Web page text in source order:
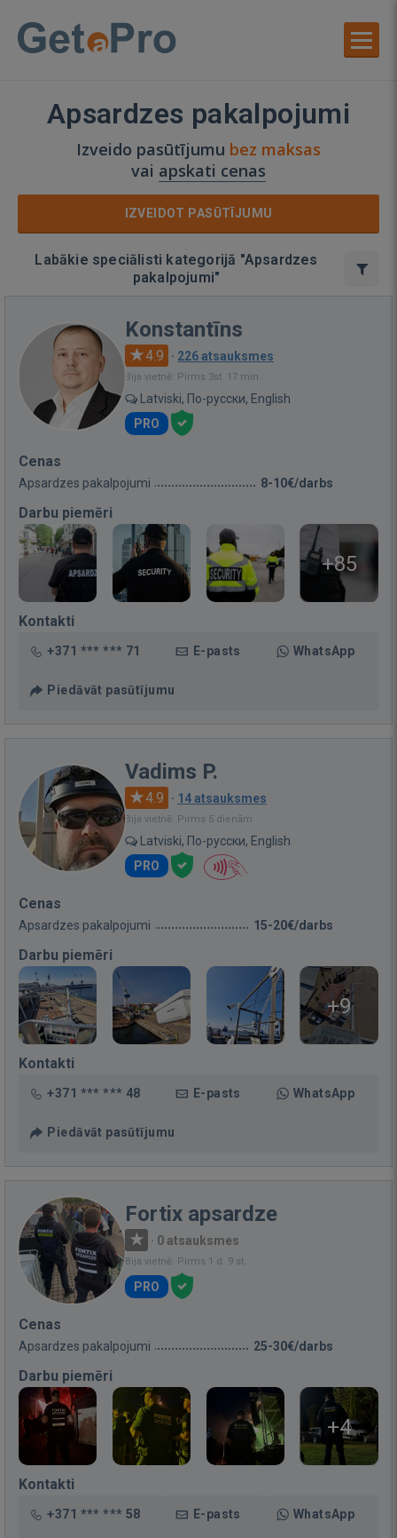
Apsardzes pakalpojumi
Izveido pasūtījumu bez maksas
vai apskati cenas
IZVEIDOT PASŪTĪJUMU
Labākie speciālisti kategorijā "Apsardzes
pakalpojumi"
Konstantīns
4.9 · 226 atsauksmes
Bija vietnē: Pirms 3st. 17 min.
Latviski, По-русски, English
PRO
Cenas
Apsardzes pakalpojumi 8-10€/darbs
Darbu piemēri
+85
Kontakti
+371 *** *** 71 E-pasts WhatsApp
Piedāvāt pasūtījumu
Vadims P.
4.9 · 14 atsauksmes
Bija vietnē: Pirms 5 dienām
Latviski, По-русски, English
PRO
Cenas
Apsardzes pakalpojumi 15-20€/darbs
Darbu piemēri
+9
Kontakti
+371 *** *** 48 E-pasts WhatsApp
Piedāvāt pasūtījumu
Fortix apsardze
· 0 atsauksmes
Bija vietnē: Pirms 1 d. 9 st.
PRO
Cenas
Apsardzes pakalpojumi 25-30€/darbs
Darbu piemēri
+4
Kontakti
+371 *** *** 58 E-pasts WhatsApp